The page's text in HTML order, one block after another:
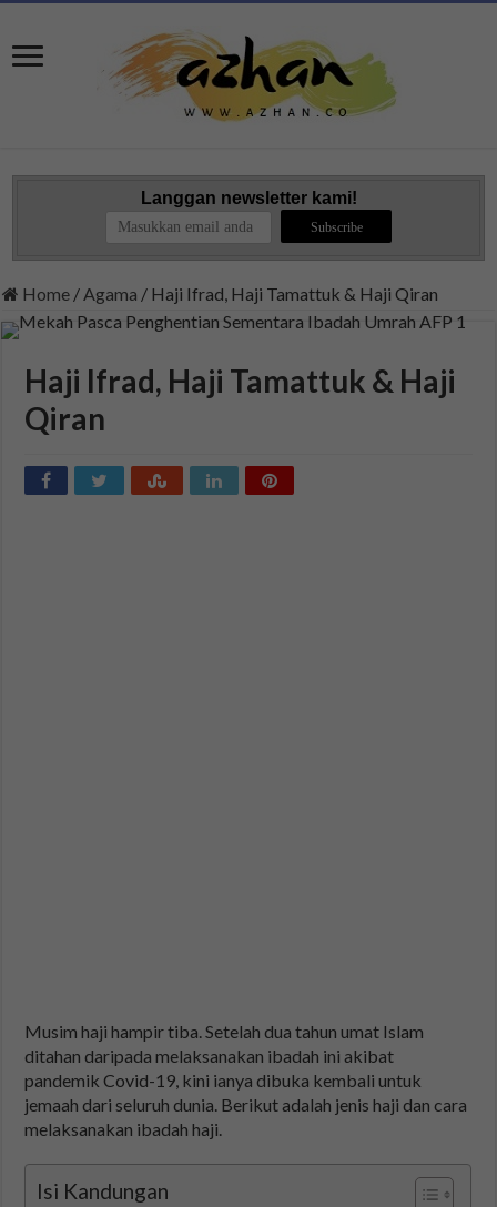
Langgan newsletter kami!
Home / Agama / Haji Ifrad, Haji Tamattuk & Haji Qiran
Haji Ifrad, Haji Tamattuk & Haji
Qiran
Musim haji hampir tiba. Setelah dua tahun umat Islam
ditahan daripada melaksanakan ibadah ini akibat
pandemik Covid-19, kini ianya dibuka kembali untuk
jemaah dari seluruh dunia. Berikut adalah jenis haji dan cara
melaksanakan ibadah haji.
Isi Kandungan